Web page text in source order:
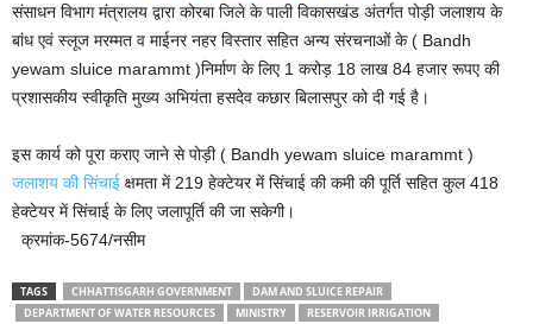
संसाधन विभाग मंत्रालय द्वारा कोरबा जिले के पाली विकासखंड अंतर्गत पोड़ी जलाशय के
बांध एवं स्लूज मरम्मत व माईनर नहर विस्तार सहित अन्य संरचनाओं के ( Bandh
yewam sluice marammt )निर्माण के लिए 1 करोड़ 18 लाख 84 हजार रूपए की
प्रशासकीय स्वीकृति मुख्य अभियंता हसदेव कछार बिलासपुर को दी गई है।
इस कार्य को पूरा कराए जाने से पोड़ी ( Bandh yewam sluice marammt )
जलाशय की सिंचाई क्षमता में 219 हेक्टेयर में सिंचाई की कमी की पूर्ति सहित कुल 418
हेक्टेयर में सिंचाई के लिए जलापूर्ति की जा सकेगी।
क्रमांक-5674/नसीम
TAGS CHHATTISGARH GOVERNMENT
DAM AND SLUICE REPAIR
DEPARTMENT OF WATER RESOURCES
MINISTRY RESERVOIR IRRIGATION